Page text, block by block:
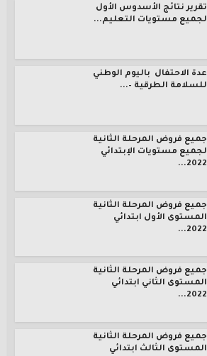
تقرير نتائج الأسدوس الأول
لجميع مستويات التعليم...
عدة الاحتفال باليوم الوطني
للسلامة الطرقية –...
جميع فروض المرحلة الثانية
لجميع مستويات الإبتدائي
2022...
جميع فروض المرحلة الثانية
المستوى الأول ابتدائي
2022...
جميع فروض المرحلة الثانية
المستوى الثاني ابتدائي
2022...
جميع فروض المرحلة الثانية
المستوى الثالث ابتدائي